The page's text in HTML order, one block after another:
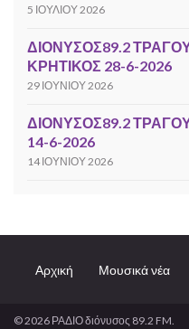
5 ΙΟΥΛΊΟΥ 2026
ΔΙΟΝΥΣΟΣ89.2
ΚΡΗΤΙΚΟΣ 28-6-2026
29 ΙΟΥΝΊΟΥ 2026
ΔΙΟΝΥΣΟΣ89.2
14-6-2026
14 ΙΟΥΝΊΟΥ 2026
Αρχική Μουσικά νέα
© 2026 ΡΑΔΙΟ διόνυσος 89.2 FM.